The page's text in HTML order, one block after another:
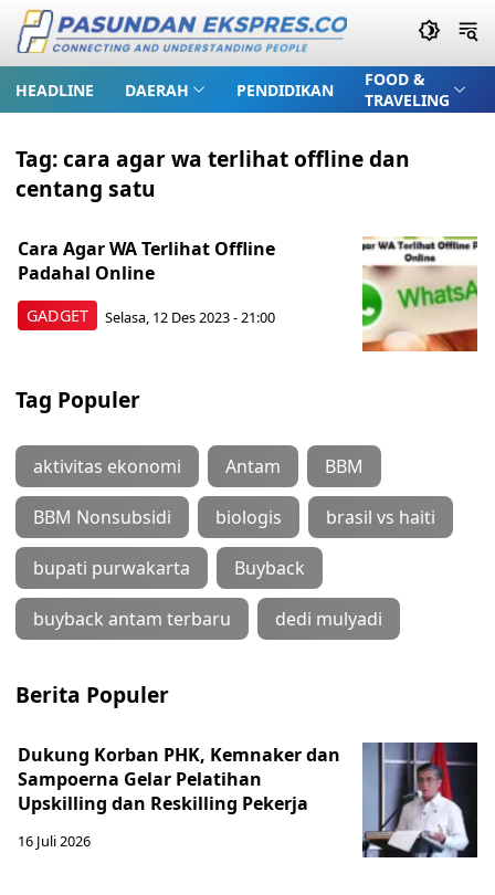
HEADLINE DAERAH PENDIDIKAN
FOOD &
TRAVELING
Tag:cara agar wa terlihat offline dan
centang satu
GADGET
Cara Agar WA Terlihat Offline
Padahal Online
Selasa, 12 Des 2023 - 21:00
Tag Populer
aktivitas ekonomi Antam BBM
BBM Nonsubsidi biologis brasil vs haiti
bupati purwakarta Buyback
buyback antam terbaru dedi mulyadi
Berita Populer
Dukung Korban PHK, Kemnaker dan
Sampoerna Gelar Pelatihan
Upskilling dan Reskilling Pekerja
16 Juli 2026